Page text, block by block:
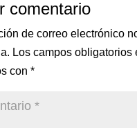
comentario
de correo electrónico
Los campos obligatorios
con *